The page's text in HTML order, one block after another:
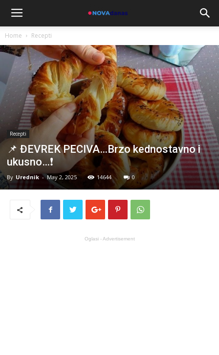
Home Recepti
Recepti
📌 ĐEVREK PECIVA…Brzo kednostavno i
ukusno…❗
By Urednik - May 2, 2025 14644 0
Oglasi - Advertisement